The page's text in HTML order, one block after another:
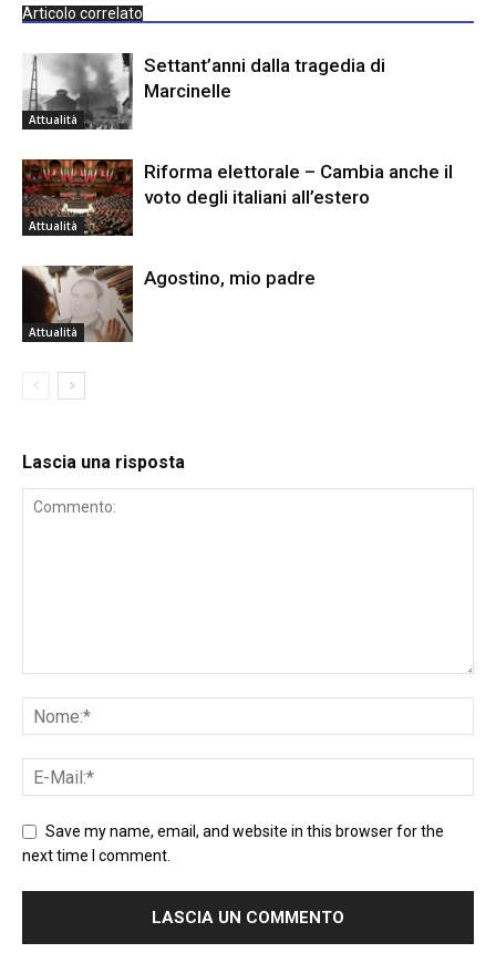
Articolo correlato
Attualità
Settant’anni dalla tragedia di
Marcinelle
Attualità
Riforma elettorale – Cambia anche il
voto degli italiani all’estero
Attualità
Agostino, mio padre
Lascia una risposta
Save my name, email, and website in this browser for the
next time I comment.